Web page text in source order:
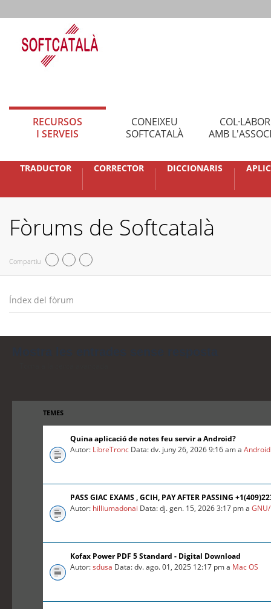
RECURSOS
I SERVEIS
CONEIXEU
SOFTCATALÀ
AMB
TRADUCTOR CORRECTOR DICCIONARIS
Fòrums de Softcatalà
Compartiu
Índex del fòrum
TEMES
Quina aplicació de notes feu servir a Android?
Autor: LibreTronc Data: dv. juny 26, 2026 9:16 am aAndroid
PASS GIAC EXAMS , GCIH, PAY AFTER PASSING
Autor: hilliumadonai Data: dj. gen. 15, 2026 3:17 pm a
Kofax Power PDF 5 Standard - Digital Download
Autor:sdusa Data: dv. ago. 01, 2025 12:17 pm a Mac OS